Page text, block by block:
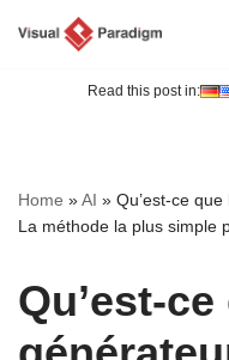
Read this post in:
Home »AI » Qu’est-ce
La méthode la plus simple
Qu’est-